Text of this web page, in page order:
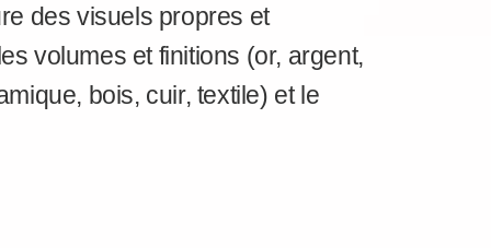
des visuels propres et
volumes et finitions (or, argent,
bois, cuir, textile) et le